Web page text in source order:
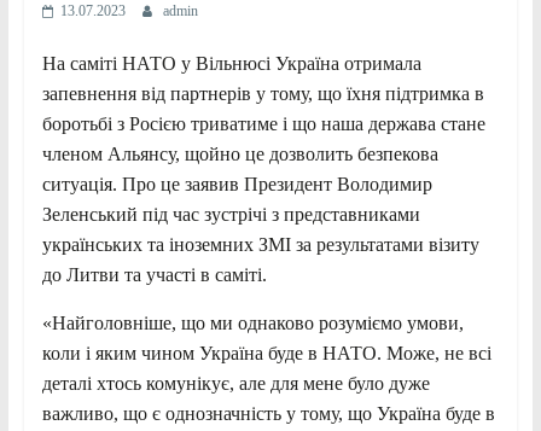
13.07.2023 admin
На саміті НАТО у Вільнюсі Україна отримала
запевнення від партнерів у тому, що їхня підтримка в
боротьбі з Росією триватиме і що наша держава стане
членом Альянсу, щойно це дозволить безпекова
ситуація. Про це заявив Президент Володимир
Зеленський під час зустрічі з представниками
українських та іноземних ЗМІ за результатами візиту
до Литви та участі в саміті.
«Найголовніше, що ми однаково розуміємо умови,
коли і яким чином Україна буде в НАТО. Може, не всі
деталі хтось комунікує, але для мене було дуже
важливо, що є однозначність у тому, що Україна буде в